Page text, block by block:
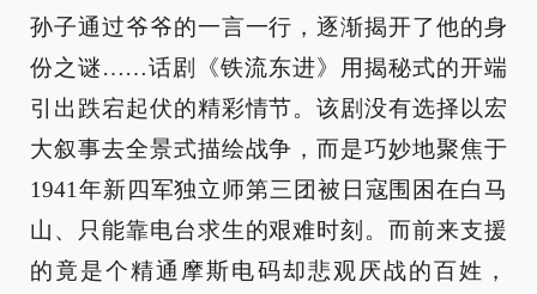
孙子通过爷爷的一言一行，逐渐揭开了他的身
份之谜……话剧《铁流东进》用揭秘式的开端
引出跌宕起伏的精彩情节。该剧没有选择以宏
大叙事去全景式描绘战争，而是巧妙地聚焦于
1941年新四军独立师第三团被日寇围困在白马
山、只能靠电台求生的艰难时刻。而前来支援
的竟是个精通摩斯电码却悲观厌战的百姓，